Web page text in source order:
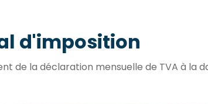
d'imposition
de la déclaration mensuelle de TVA à la